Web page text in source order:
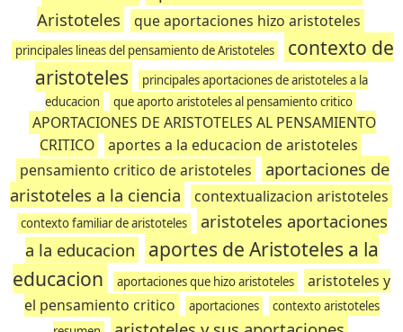
Aristoteles
que aportaciones hizo aristoteles
principales lineas del pensamiento de Aristoteles
contexto de
aristoteles
principales aportaciones de aristoteles a la
educacion
que aporto aristoteles al pensamiento critico
APORTACIONES DE ARISTOTELES AL PENSAMIENTO
CRITICO
aportes a la educacion de aristoteles
pensamiento critico de aristoteles
aportaciones de
aristoteles a la ciencia
contextualizacion aristoteles
contexto familiar de aristoteles
aristoteles aportaciones
a la educacion
aportes de Aristoteles a la
educacion
aportaciones que hizo aristoteles
aristoteles y
el pensamiento critico
aportaciones
contexto aristoteles